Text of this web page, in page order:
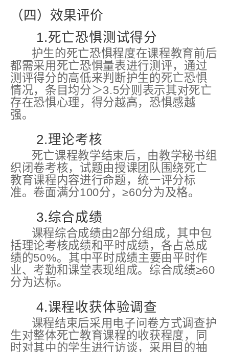
（四）效果评价
1.死亡恐惧测试得分
护生的死亡恐惧程度在课程教育前后
都需采用死亡恐惧量表进行测评，通过
测评得分的高低来判断护生的死亡恐惧
情况，条目均分＞3.5分则表示其对死亡
存在恐惧心理，得分越高，恐惧感越
强。
2.理论考核
死亡课程教学结束后，由教学秘书组
织闭卷考核，试题由授课团队围绕死亡
教育课程内容进行命题，统一评分标
准。卷面满分100分，≥60分为及格。
3.综合成绩
课程综合成绩由2部分组成，其中包
括理论考核成绩和平时成绩，各占总成
绩的50%。其中平时成绩主要由平时作
业、考勤和课堂表现组成。综合成绩≥60
分为达标。
4.课程收获体验调查
课程结束后采用电子问卷方式调查护
生对整体死亡教育课程的收获程度，同
时对其中的学生进行访谈，采用目的抽